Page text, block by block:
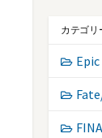
カテゴリ